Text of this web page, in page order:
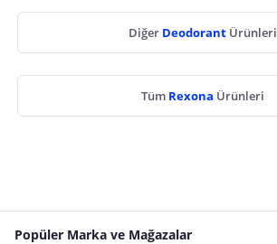
Diğer Deodorant Ürünleri
Tüm Rexona Ürünleri
Popüler Marka ve Mağazalar